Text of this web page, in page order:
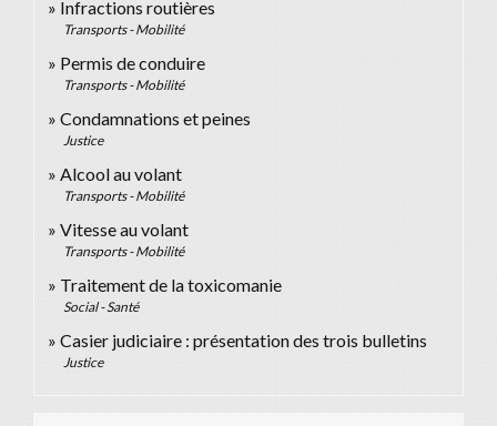
Infractions routières
Transports - Mobilité
Permis de conduire
Transports - Mobilité
Condamnations et peines
Justice
Alcool au volant
Transports - Mobilité
Vitesse au volant
Transports - Mobilité
Traitement de la toxicomanie
Social - Santé
Casier judiciaire : présentation des trois bulletins
Justice